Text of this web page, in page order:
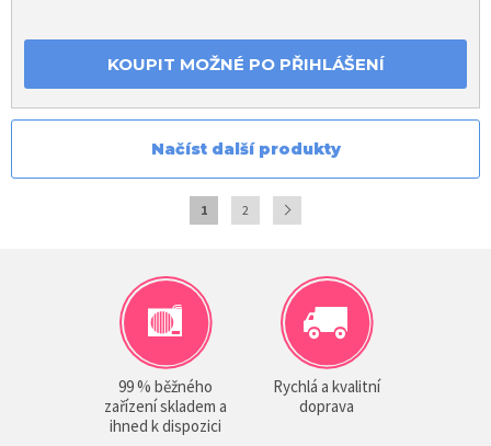
KOUPIT MOŽNÉ PO PŘIHLÁŠENÍ
Načíst další produkty
1 2
99 % běžného
zařízení skladem a
ihned k dispozici
Rychlá a kvalitní
doprava